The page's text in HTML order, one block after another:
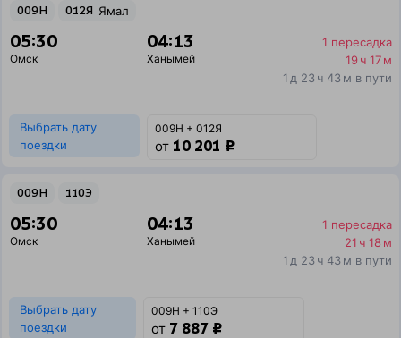
009Н 012Я Ямал
05:30
Омск
04:13
Ханымей
1 пересадка
19 ч 17 м
1 д 23 ч 43 м в пути
Выбрать дату
поездки
009Н + 012Я
от 10 201 ₽
009Н 110Э
05:30
Омск
04:13
Ханымей
1 пересадка
21 ч 18 м
1 д 23 ч 43 м в пути
Выбрать дату
поездки
009Н + 110Э
от 7 887 ₽